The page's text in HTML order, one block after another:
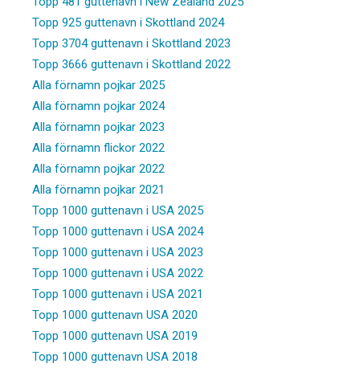
Topp 925 guttenavn i Skottland 2024
Topp 3704 guttenavn i Skottland 2023
Topp 3666 guttenavn i Skottland 2022
Alla förnamn pojkar 2025
Alla förnamn pojkar 2024
Alla förnamn pojkar 2023
Alla förnamn flickor 2022
Alla förnamn pojkar 2022
Alla förnamn pojkar 2021
Topp 1000 guttenavn i USA 2025
Topp 1000 guttenavn i USA 2024
Topp 1000 guttenavn i USA 2023
Topp 1000 guttenavn i USA 2022
Topp 1000 guttenavn i USA 2021
Topp 1000 guttenavn USA 2020
Topp 1000 guttenavn USA 2019
Topp 1000 guttenavn USA 2018